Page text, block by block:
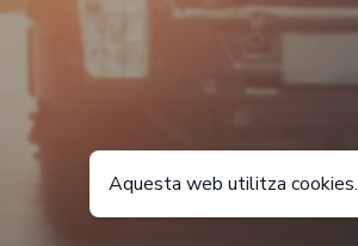
Aquesta web utilitza cookies.